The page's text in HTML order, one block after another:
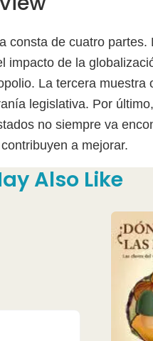
consta de cuatro
impacto de la
La tercera muestra
legislativa. Por
no siempre va
a mejorar.
Also Like